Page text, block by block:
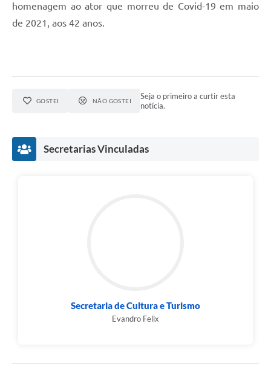
homenagem ao ator que morreu de Covid-19 em maio
de 2021, aos 42 anos.
GOSTEI NÃO GOSTEI
Seja o primeiro a curtir esta
notícia.
Secretarias Vinculadas
Secretaria de Cultura e Turismo
Evandro Felix